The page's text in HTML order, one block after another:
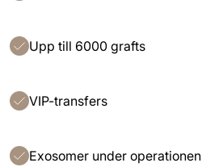
Upp till 6000 grafts
VIP-transfers
Exosomer under operationen